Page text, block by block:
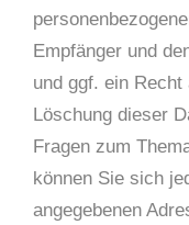
Empfänger und
und ggf. ein
Löschung dieser
Fragen zum
können Sie sich
angegebenen